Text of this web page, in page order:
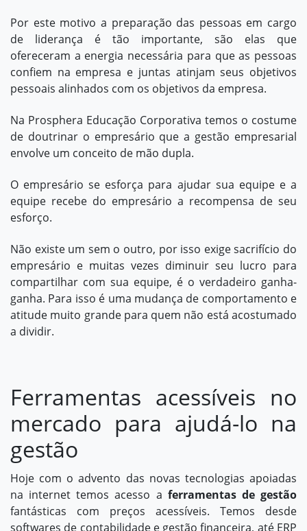
Por este motivo a preparação das pessoas em cargo
de liderança é tão importante, são elas que
ofereceram a energia necessária para que as pessoas
confiem na empresa e juntas atinjam seus objetivos
pessoais alinhados com os objetivos da empresa.
Na Prosphera Educação Corporativa temos o costume
de doutrinar o empresário que a gestão empresarial
envolve um conceito de mão dupla.
O empresário se esforça para ajudar sua equipe e a
equipe recebe do empresário a recompensa de seu
esforço.
Não existe um sem o outro, por isso exige sacrifício do
empresário e muitas vezes diminuir seu lucro para
compartilhar com sua equipe, é o verdadeiro ganha-
ganha. Para isso é uma mudança de comportamento e
atitude muito grande para quem não está acostumado
a dividir.
Ferramentas acessíveis no
mercado para ajudá-lo na
gestão
Hoje com o advento das novas tecnologias apoiadas
na internet temos acesso a ferramentas de gestão
fantásticas com preços acessíveis. Temos desde
softwares de contabilidade e gestão financeira, até ERP